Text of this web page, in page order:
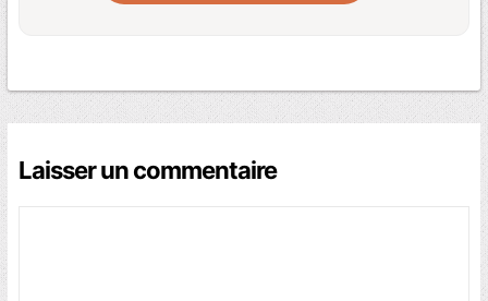
Laisser un commentaire